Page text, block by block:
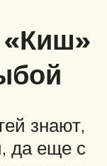
знают,
да еще с